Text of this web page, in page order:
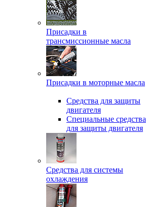
Присадки в
трансмиссионные масла
Присадки в моторные масла
Средства для защиты
двигателя
Специальныe средства
для защиты двигателя
Средства для системы
охлаждения